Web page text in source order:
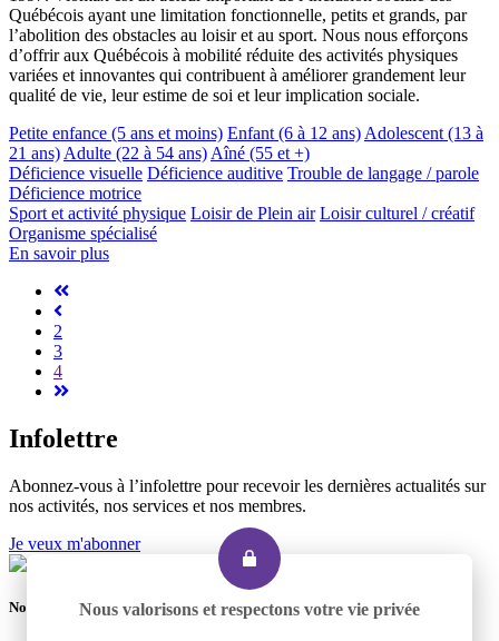
Québécois ayant une limitation fonctionnelle, petits et grands, par
l’abolition des obstacles au loisir et au sport. Nous nous efforçons
d’offrir aux Québécois à mobilité réduite des activités physiques
variées et innovantes qui contribuent à améliorer grandement leur
qualité de vie, leur estime de soi et leur implication sociale.
Petite enfance (5 ans et moins) Enfant (6 à 12 ans) Adolescent (13 à
21 ans) Adulte (22 à 54 ans) Aîné (55 et +)
Déficience visuelle Déficience auditive Trouble de langage / parole
Déficience motrice
Sport et activité physique Loisir de Plein air Loisir culturel / créatif
Organisme spécialisé
En savoir plus
2
3
4
Infolettre
Abonnez-vous à l’infolettre pour recevoir les dernières actualités sur
nos activités, nos services et nos membres.
Je veux m'abonner
Nous joindreNous valorisons et respectons votre vie privée